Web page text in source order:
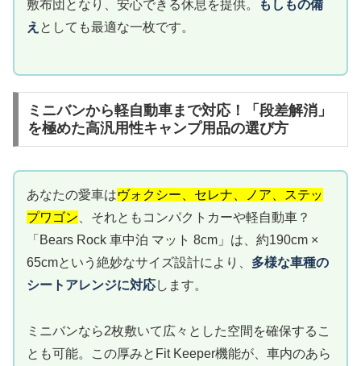
敷布団となり、安心できる休息を提供。
もしもの備
え としても最適な一枚です。
ミニバンから軽自動車まで対応！「段差解消」
を極めた高汎用性キャンプ用品の選び方
あなたの愛車はヴォクシー、セレナ、ノア、ステッ
プワゴン 、それともコンパクトカーや軽自動車？
「Bears Rock 車中泊 マット 8cm」は、約190cm ×
65cmという絶妙なサイズ設計により、 多様な車種の
シートアレンジに対応します。
ミニバンなら2枚敷いて広々とした空間を確保するこ
とも可能。この厚みとFit Keeper機能が、車内のあら